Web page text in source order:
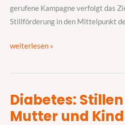
gerufene Kampagne verfolgt das
Stillförderung in den Mittelpunkt
vor
weiterlesen »
Diabetes:
Mutter und Kind
Diabetes:
Stillen